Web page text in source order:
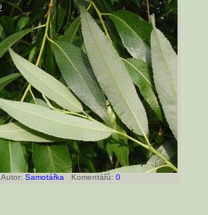
Autor: Samotářka Komentářů: 0